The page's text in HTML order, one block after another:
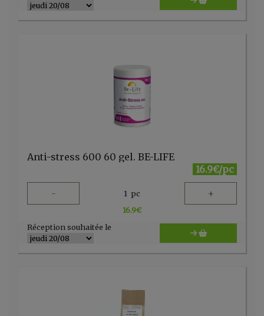
Anti-stress 600 60 gel. BE-LIFE
16.9€/pc
- 1 pc +
16.9€
Réception souhaitée le